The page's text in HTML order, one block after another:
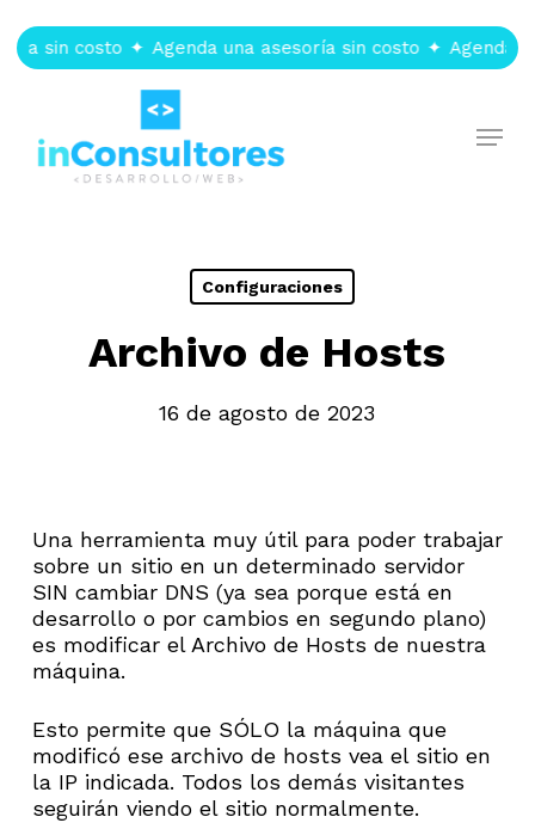
to
main
sin costo ✦ Agenda una asesoría sin costo ✦ Agenda
Menu
Configuraciones
Archivo de Hosts
16 de agosto de 2023
Una herramienta muy útil para poder trabajar
sobre un sitio en un determinado servidor
SIN cambiar DNS (ya sea porque está en
desarrollo o por cambios en segundo plano)
es modificar el Archivo de Hosts de nuestra
máquina.
Esto permite que SÓLO la máquina que
modificó ese archivo de hosts vea el sitio en
la IP indicada. Todos los demás visitantes
seguirán viendo el sitio normalmente.